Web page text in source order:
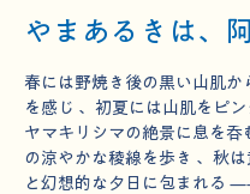
やまあるきは、
春には野焼き後の黒い山肌か
を感じ 、初夏には山肌をピン
ヤマキリシマの絶景に息を呑
の涼やかな稜線を歩き 、秋
と幻想的な夕日に包まれる